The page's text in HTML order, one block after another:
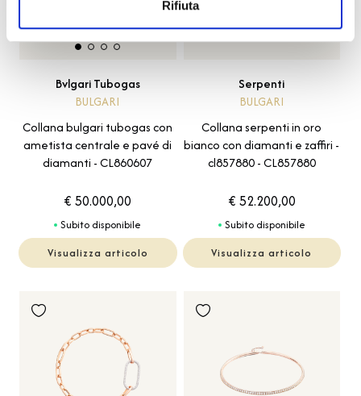
Rifiuta
Bvlgari Tubogas
BULGARI
Collana bulgari tubogas con
ametista centrale e pavé di
diamanti - CL860607
€ 50.000,00
Subito disponibile
Visualizza articolo
Serpenti
BULGARI
Collana serpenti in oro
bianco con diamanti e zaffiri -
cl857880 - CL857880
€ 52.200,00
Subito disponibile
Visualizza articolo